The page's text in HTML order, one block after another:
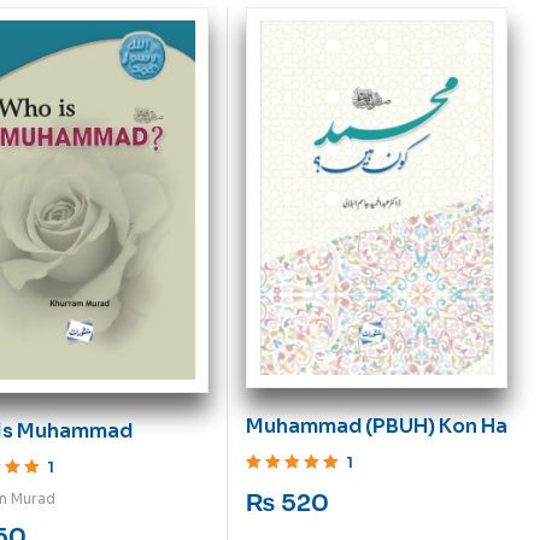
Muhammad
1
Murad
Muhammad (PBUH) Kon Ha
1
₨ 520